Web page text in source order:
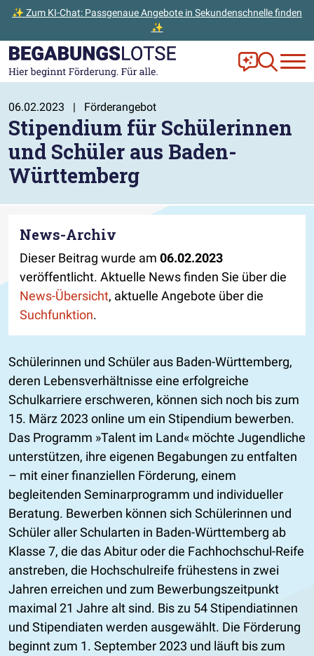
✨ Zum KI-Chat: Passgenaue Angebote in Sekundenschnelle finden
✨
Zum Hauptinhalt der Seite springen
Zur Startseite gehen Frag Ella!
Zur
06.02.2023 | Förderangebot
Stipendium für Schülerinnen
und Schüler aus Baden-
Württemberg
News-Archiv
Dieser Beitrag wurde am 06.02.2023
veröffentlicht. Aktuelle News finden Sie über die
News-Übersicht, aktuelle Angebote über die
Suchfunktion.
Schülerinnen und Schüler aus Baden-Württemberg,
deren Lebensverhältnisse eine erfolgreiche
Schulkarriere erschweren, können sich noch bis zum
15. März 2023 online um ein Stipendium bewerben.
Das Programm »Talent im Land« möchte Jugendliche
unterstützen, ihre eigenen Begabungen zu entfalten
– mit einer finanziellen Förderung, einem
begleitenden Seminarprogramm und individueller
Beratung. Bewerben können sich Schülerinnen und
Schüler aller Schularten in Baden-Württemberg ab
Klasse 7, die das Abitur oder die Fachhochschul-Reife
anstreben, die Hochschulreife frühestens in zwei
Jahren erreichen und zum Bewerbungszeitpunkt
maximal 21 Jahre alt sind. Bis zu 54 Stipendiatinnen
und Stipendiaten werden ausgewählt. Die Förderung
beginnt zum 1. September 2023 und läuft bis zum